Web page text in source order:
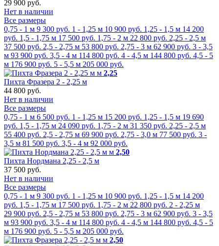
29 900 руб.
Нет в наличии
Все размеры
0,75 - 1 м 9 300 руб. 1 - 1,25 м 10 900 руб. 1,25 - 1,5 м 14 200
руб. 1,5 - 1,75 м 17 500 руб. 1,75 - 2 м 22 800 руб. 2,25 - 2,5 м
37 500 руб. 2,5 - 2,75 м 53 800 руб. 2,75 - 3 м 62 900 руб. 3 - 3,5
м 93 900 руб. 3,5 - 4 м 114 800 руб. 4 - 4,5 м 144 800 руб. 4,5 - 5
м 176 900 руб. 5 - 5,5 м 205 000 руб.
м 2,25
Пихта Фразера 2 - 2,25 м
44 800 руб.
Нет в наличии
Все размеры
0,75 - 1 м 6 500 руб. 1 - 1,25 м 15 200 руб. 1,25 - 1,5 м 19 690
руб. 1,5 - 1,75 м 24 090 руб. 1,75 - 2 м 31 350 руб. 2,25 - 2,5 м
55 400 руб. 2,5 - 2,75 м 69 900 руб. 2,75 - 3,0 м 77 500 руб. 3 -
3,5 м 81 500 руб. 3,5 - 4 м 92 000 руб.
м 2,50
Пихта Нордмана 2,25 - 2,5 м
37 500 руб.
Нет в наличии
Все размеры
0,75 - 1 м 9 300 руб. 1 - 1,25 м 10 900 руб. 1,25 - 1,5 м 14 200
руб. 1,5 - 1,75 м 17 500 руб. 1,75 - 2 м 22 800 руб. 2 - 2,25 м
29 900 руб. 2,5 - 2,75 м 53 800 руб. 2,75 - 3 м 62 900 руб. 3 - 3,5
м 93 900 руб. 3,5 - 4 м 114 800 руб. 4 - 4,5 м 144 800 руб. 4,5 - 5
м 176 900 руб. 5 - 5,5 м 205 000 руб.
м 2,50